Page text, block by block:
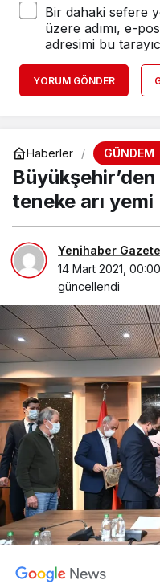
Bir dahaki sefere
üzere adımı, e-
adresimi bu
YORUM GÖNDER
Haberler GÜNDEM
teneke arı yemi
Yenihaber
14 Mart 2021, 00:00
güncellendi